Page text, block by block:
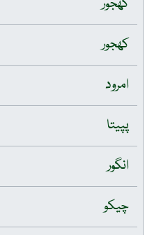
کھجور
امرود
پپیتا
انگور
چیکو